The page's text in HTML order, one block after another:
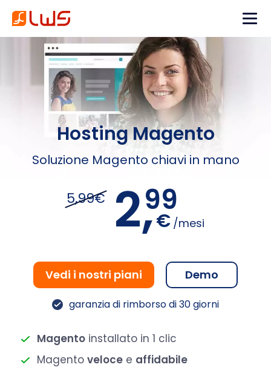
Hosting Magento
Soluzione Magento chiavi in mano
Magento installato in 1 clic
Magento veloce e affidabile
5,99€ 2,99
€ /mesi
Vedi i nostri piani Demo
garanzia di rimborso di 30 giorni